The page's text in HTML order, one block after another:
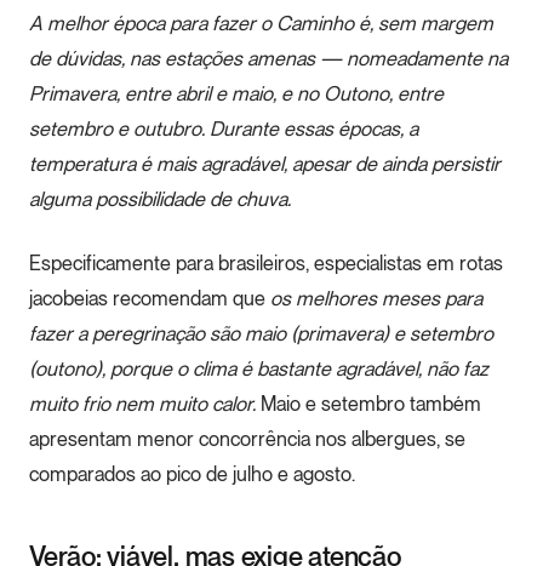
A melhor época para fazer o Caminho é, sem margem
de dúvidas, nas estações amenas — nomeadamente na
Primavera, entre abril e maio, e no Outono, entre
setembro e outubro. Durante essas épocas, a
temperatura é mais agradável, apesar de ainda persistir
alguma possibilidade de chuva.
Especificamente para brasileiros, especialistas em rotas
jacobeias recomendam que os melhores meses para
fazer a peregrinação são maio (primavera) e setembro
(outono), porque o clima é bastante agradável, não faz
muito frio nem muito calor. Maio e setembro também
apresentam menor concorrência nos albergues, se
comparados ao pico de julho e agosto.
Verão: viável, mas exige atenção